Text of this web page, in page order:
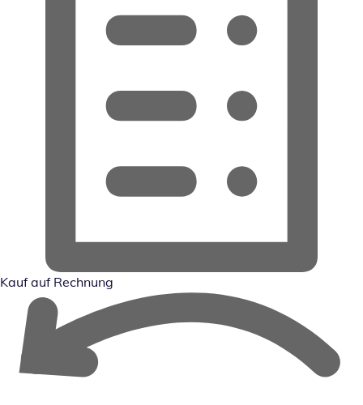
Kauf auf Rechnung